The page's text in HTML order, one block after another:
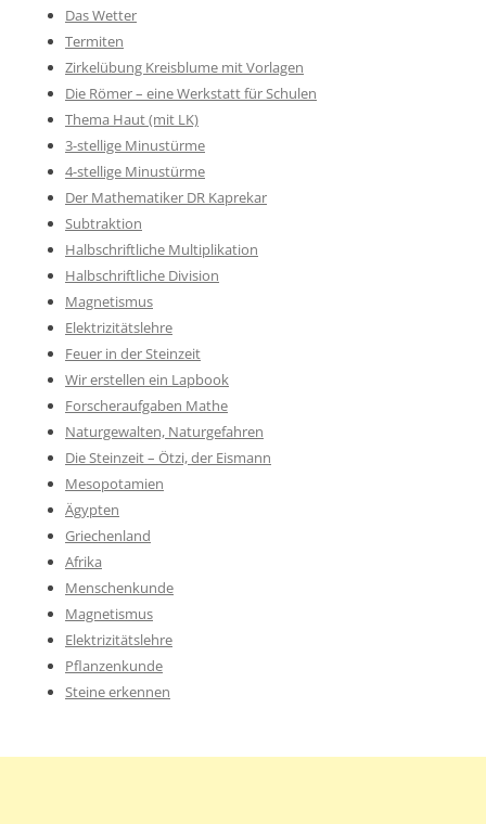
Das Wetter
Termiten
Zirkelübung Kreisblume mit Vorlagen
Die Römer – eine Werkstatt für Schulen
Thema Haut (mit LK)
3-stellige Minustürme
4-stellige Minustürme
Der Mathematiker DR Kaprekar
Subtraktion
Halbschriftliche Multiplikation
Halbschriftliche Division
Magnetismus
Elektrizitätslehre
Feuer in der Steinzeit
Wir erstellen ein Lapbook
Forscheraufgaben Mathe
Naturgewalten, Naturgefahren
Die Steinzeit – Ötzi, der Eismann
Mesopotamien
Ägypten
Griechenland
Afrika
Menschenkunde
Magnetismus
Elektrizitätslehre
Pflanzenkunde
Steine erkennen